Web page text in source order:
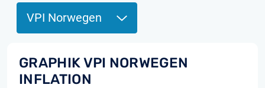
VPI Norwegen
GRAPHIK VPI NORWEGEN
INFLATION